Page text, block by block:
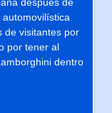
de visitantes por
por tener al
dentro